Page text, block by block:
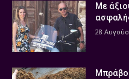
Με
28
Μπράβο